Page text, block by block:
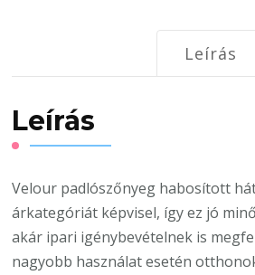
Leírás
Leírás
Velour padlószőnyeg habosított
árkategóriát képvisel, így ez jó
akár ipari igénybevételnek is
nagyobb használat esetén